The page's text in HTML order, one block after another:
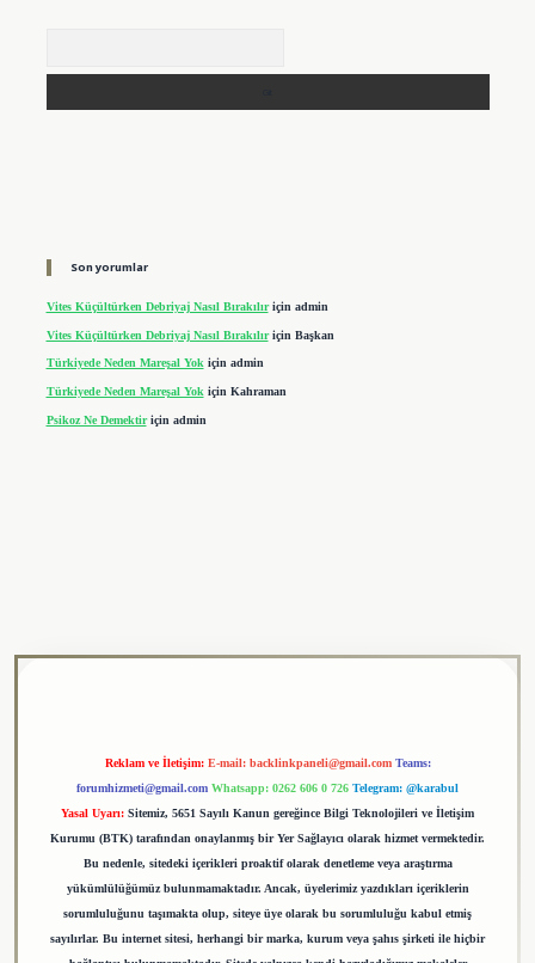
Son yorumlar
Vites Küçültürken Debriyaj Nasıl Bırakılıriçin admin
Vites Küçültürken Debriyaj Nasıl Bırakılıriçin Başkan
Türkiyede Neden Mareşal Yokiçin admin
Türkiyede Neden Mareşal Yok için Kahraman
Psikoz Ne Demektiriçin admin
Reklam ve İletişim: E-mail: backlinkpaneli@gmail.com Teams:
forumhizmeti@gmail.com Whatsapp: 0262 606 0 726 Telegram: @karabul
Yasal Uyarı: Sitemiz, 5651 Sayılı Kanun gereğince Bilgi Teknolojileri ve İletişim
Kurumu (BTK) tarafından onaylanmış bir Yer Sağlayıcı olarak hizmet vermektedir.
Bu nedenle, sitedeki içerikleri proaktif olarak denetleme veya araştırma
yükümlülüğümüz bulunmamaktadır. Ancak, üyelerimiz yazdıkları içeriklerin
sorumluluğunu taşımakta olup, siteye üye olarak bu sorumluluğu kabul etmiş
sayılırlar. Bu internet sitesi, herhangi bir marka, kurum veya şahıs şirketi ile hiçbir